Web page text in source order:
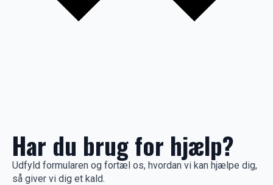
Har du brug for hjælp?
Udfyld formularen og fortæl os, hvordan vi kan hjælpe dig,
så giver vi dig et kald.